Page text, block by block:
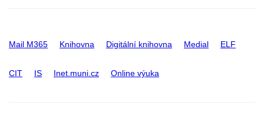
Mail M365 Knihovna Digitální knihovna Medial ELF
CIT IS Inet.muni.cz Online výuka